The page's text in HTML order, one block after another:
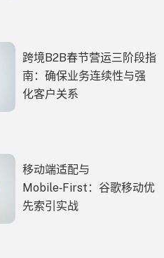
跨境B2B春节营运三阶段指
南：确保业务连续性与强
化客户关系
移动端适配与
Mobile‑First：谷歌移动优
先索引实战